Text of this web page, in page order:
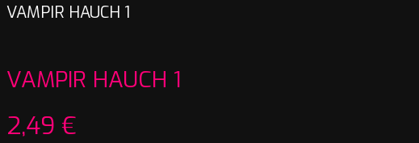
VAMPIR HAUCH 1
VAMPIR HAUCH 1
2,49 €